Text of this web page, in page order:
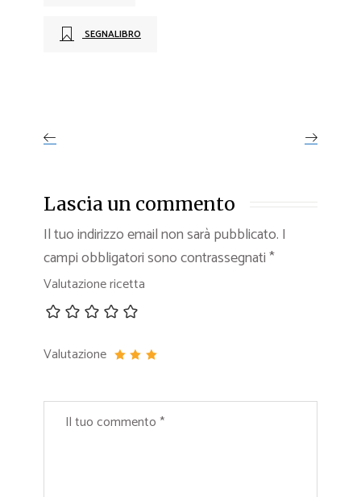
SEGNALIBRO
Lascia un commento
Il tuo indirizzo email non sarà pubblicato. I
campi obbligatori sono contrassegnati*
Valutazione ricetta
Valutazione